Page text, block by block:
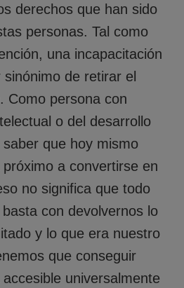
derechos que han sido
personas. Tal como
una incapacitación
de retirar el
Como persona con
o del desarrollo
que hoy mismo
a convertirse en
no significa que todo
con devolvernos lo
y lo que era nuestro
que conseguir
universalmente